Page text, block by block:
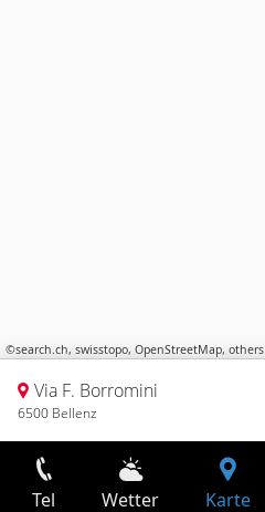
©search.ch, swisstopo, OpenStreetMap, others
Via F. Borromini
6500 Bellenz
Tel Wetter Karte